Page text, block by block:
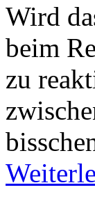
Wird
beim
zu